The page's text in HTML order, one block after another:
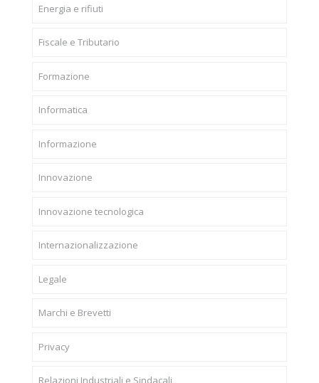
Energia e rifiuti
Fiscale e Tributario
Formazione
Informatica
Informazione
Innovazione
Innovazione tecnologica
Internazionalizzazione
Legale
Marchi e Brevetti
Privacy